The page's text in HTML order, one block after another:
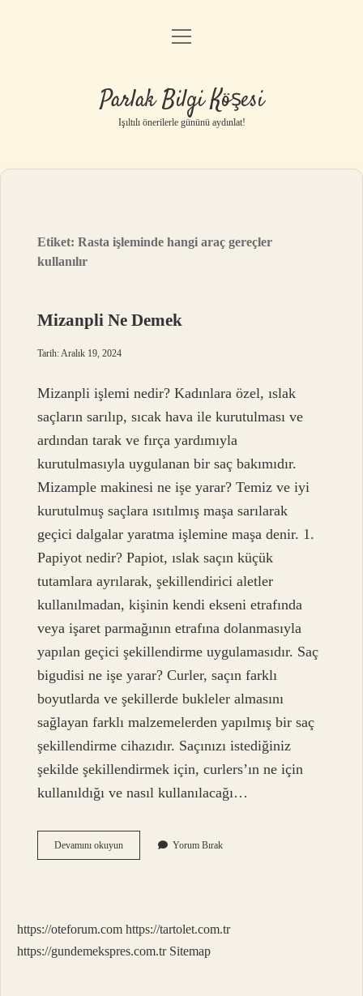
Anasayfa
Yasal Uyarı
menüyü
Parlak Bilgi Köşesi
Işıltılı önerilerle gününü aydınlat!
Etiket:Rasta işleminde hangi araç gereçler
kullanılır
Mizanpli Ne Demek
Tarih: Aralık 19, 2024
Mizanpli işlemi nedir? Kadınlara özel, ıslak
saçların sarılıp, sıcak hava ile kurutulması ve
ardından tarak ve fırça yardımıyla
kurutulmasıyla uygulanan bir saç bakımıdır.
Mizample makinesi ne işe yarar? Temiz ve iyi
kurutulmuş saçlara ısıtılmış maşa sarılarak
geçici dalgalar yaratma işlemine maşa denir. 1.
Papiyot nedir? Papiot, ıslak saçın küçük
tutamlara ayrılarak, şekillendirici aletler
kullanılmadan, kişinin kendi ekseni etrafında
veya işaret parmağının etrafına dolanmasıyla
yapılan geçici şekillendirme uygulamasıdır. Saç
bigudisi ne işe yarar? Curler, saçın farklı
boyutlarda ve şekillerde bukleler almasını
sağlayan farklı malzemelerden yapılmış bir saç
şekillendirme cihazıdır. Saçınızı istediğiniz
şekilde şekillendirmek için, curlers’ın ne için
kullanıldığı ve nasıl kullanılacağı…
Devamını okuyunMizanpli
Ne
Yorum Bırak
https://oteforum.com https://tartolet.com.tr
https://gundemekspres.com.tr Sitemap